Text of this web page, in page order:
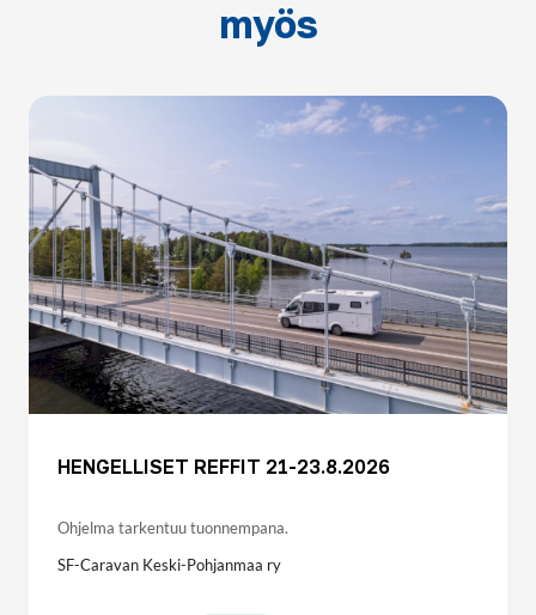
myös
HENGELLISET REFFIT 21-23.8.2026
Ohjelma tarkentuu tuonnempana.
SF-Caravan Keski-Pohjanmaa ry